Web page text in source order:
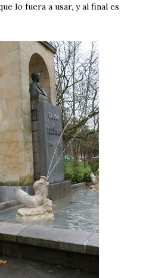
lo fuera a usar, y al final es